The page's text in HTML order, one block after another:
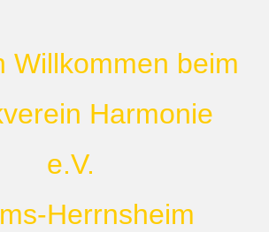
Willkommen beim
Harmonie
e.V.
Herrnsheim